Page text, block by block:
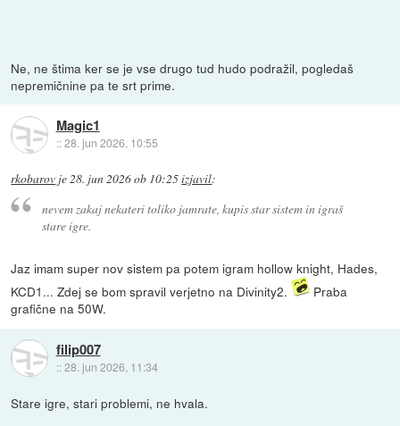
Ne, ne štima ker se je vse drugo tud hudo podražil, pogledaš
nepremičnine pa te srt prime.
Magic1
::28. jun 2026, 10:55
rkobarov je28. jun 2026 ob 10:25izjavil:
nevem zakaj nekateri toliko jamrate, kupis star sistem in igraš
stare igre.
Jaz imam super nov sistem pa potem igram hollow knight, Hades,
KCD1... Zdej se bom spravil verjetno na Divinity2.
Praba
grafične na 50W.
filip007
::28. jun 2026, 11:34
Stare igre, stari problemi, ne hvala.